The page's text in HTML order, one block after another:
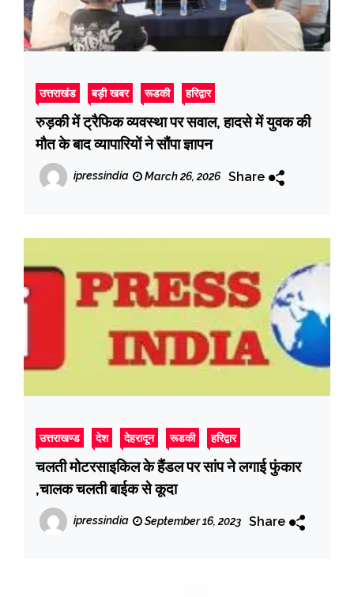
उत्तराखंड बड़ी खबर रूडकी हरिद्वार
रुड़की में ट्रैफिक व्यवस्था पर सवाल, हादसे में युवक की
मौत के बाद व्यापारियों ने सौंपा ज्ञापन
ipressindia March 26, 2026 Share
उत्तराखण्ड देश देहरादून रूडकी हरिद्वार
चलती मोटरसाइकिल के हैंडल पर सांप ने लगाई फुंकार
,चालक चलती बाईक से कूदा
ipressindia September 16, 2023 Share